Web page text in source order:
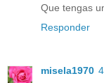
Que tengas
Responder
misela1970